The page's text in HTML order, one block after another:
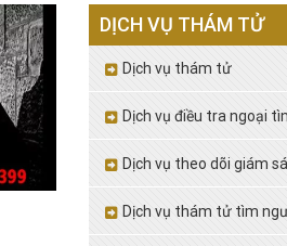
DỊCH VỤ THÁM TỬ
Dịch vụ thám tử
Dịch vụ điều tra ngoại
Dịch vụ theo dõi giám
Dịch vụ thám tử tìm